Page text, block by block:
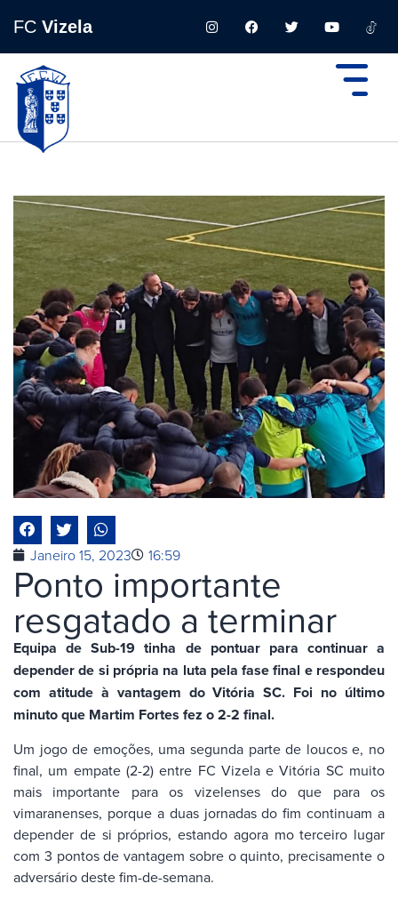
FC Vizela
Janeiro 15, 2023 16:59
Ponto importante
resgatado a terminar
Equipa de Sub-19 tinha de pontuar para continuar a
depender de si própria na luta pela fase final e respondeu
com atitude à vantagem do Vitória SC. Foi no último
minuto que Martim Fortes fez o 2-2 final.
Um jogo de emoções, uma segunda parte de loucos e, no
final, um empate (2-2) entre FC Vizela e Vitória SC muito
mais importante para os vizelenses do que para os
vimaranenses, porque a duas jornadas do fim continuam a
depender de si próprios, estando agora mo terceiro lugar
com 3 pontos de vantagem sobre o quinto, precisamente o
adversário deste fim-de-semana.